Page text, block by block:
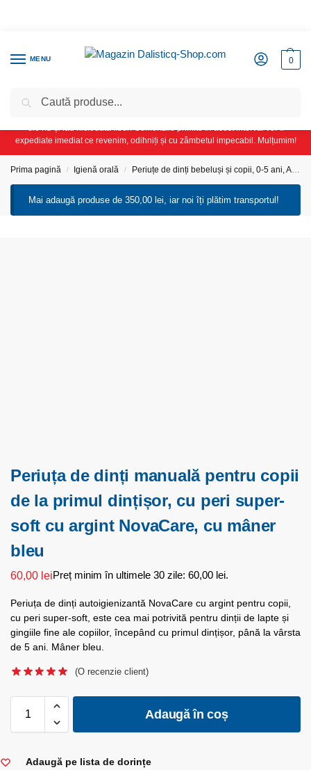
MENU 0
Transport cadou pentru comenzi peste 350 lei. În perioada 11–20 august
ele nu-și iau niciodată liber! Comenzile primite în acest interval vor fi
expediate imediat ce revenim, odihniți și cu zâmbetul impecabil. Mulțumim!
Prima pagină / Igienă orală / Periuțe de dinți bebeluși și copii, 0-5 ani, AG, NovaCare
Mai adaugă produse de350,00 lei, iar noi îți plătim transportul!
Periuța de dinți manuală pentru copii
de la primul dințișor, cu peri super-
soft cu argint NovaCare, cu mâner
bleu
60,00 leiPreț minim în ultimele 30 zile: 60,00 lei.
Periuța de dinți autoigienizantă NovaCare cu argint pentru copii,
cu peri super-soft, este cea mai potrivită pentru dinții de lapte și
gingiile fine ale copiilor, începând cu primul dințișor, până la vârsta
de 5 ani. Mâner bleu.
(O recenzie client)
Adaugă în coș
Adaugă pe lista de dorințe